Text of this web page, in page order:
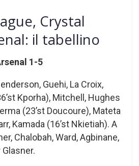
Crystal
il tabellino
1-5
Guehi, La Croix,
Kporha), Mitchell, Hughes
(23’st Doucoure), Mateta
Kamada (16’st Nkietiah). A
Chalobah, Ward, Agbinane,